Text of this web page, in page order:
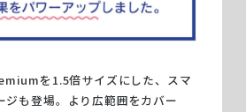
を1.5倍サイズにした、スマ
も登場。より広範囲をカバー